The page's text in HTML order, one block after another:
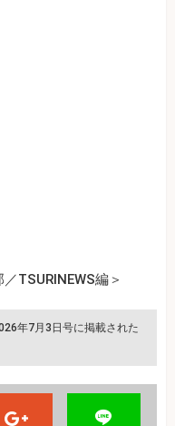
TSURINEWS編＞
年7月3日号に掲載された